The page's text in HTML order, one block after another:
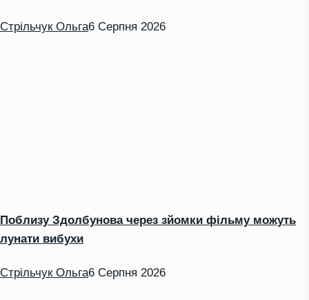
Стрільчук Ольга6 Серпня 2026
Поблизу Здолбунова через зйомки фільму можуть
лунати вибухи
Стрільчук Ольга6 Серпня 2026